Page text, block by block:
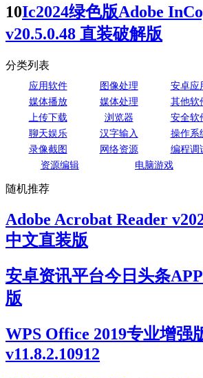
10Ic2024绿色版Adobe
v20.5.0.48 直装破解版
分类列表
应用软件 图像处理 安卓应
媒体播放
媒体处理 其他软
上传下载
浏览器 安全软
聊天娱乐
汉字输入 操作系
录像截图
网络资源 编程调
资源编辑
电脑游戏
随机推荐
Adobe Acrobat Reader
中文直装版
安卓资讯平台今日头条
版
WPS Office 2019专业增强
v11.8.2.10912